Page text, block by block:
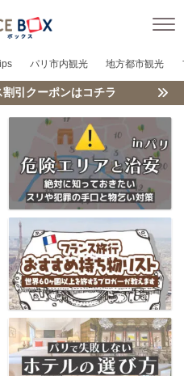
パリ市内観光 地方都市観光
引クーポンはコチラ